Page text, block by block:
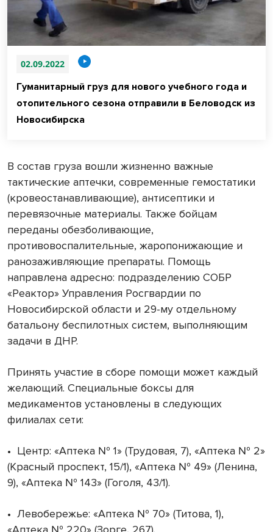
02.09.2022
Гуманитарный груз для нового учебного года и
отопительного сезона отправили в Беловодск из
Новосибирска
В состав груза вошли жизненно важные
тактические аптечки, современные гемостатики
(кровеостанавливающие), антисептики и
перевязочные материалы. Также бойцам
переданы обезболивающие,
противовоспалительные, жаропонижающие и
ранозаживляющие препараты. Помощь
направлена адресно: подразделению СОБР
«Реактор» Управления Росгвардии по
Новосибирской области и 29-му отдельному
батальону беспилотных систем, выполняющим
задачи в ДНР.
Принять участие в сборе помощи может каждый
желающий. Специальные боксы для
медикаментов установлены в следующих
филиалах сети:
• Центр: «Аптека № 1» (Трудовая, 7), «Аптека № 2»
(Красный проспект, 15/1), «Аптека № 49» (Ленина,
9), «Аптека № 143» (Гоголя, 43/1).
• Левобережье: «Аптека № 70» (Титова, 1),